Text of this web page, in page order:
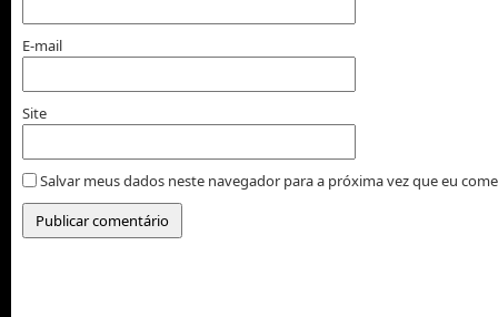
E-mail
Site
Salvar meus dados neste navegador para a próxima vez que eu